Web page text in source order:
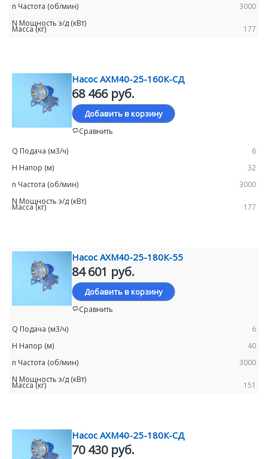
3000
177
Насос АХМ40-25-160К-СД
68 466 руб.
Добавить в корзину
Сравнить
6
32
3000
177
Насос АХМ40-25-180К-55
84 601 руб.
Добавить в корзину
Сравнить
6
40
3000
151
Насос АХМ40-25-180К-СД
70 430 руб.